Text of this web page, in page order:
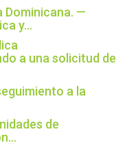
Dominicana. —
y…
a una solicitud de
a la
de